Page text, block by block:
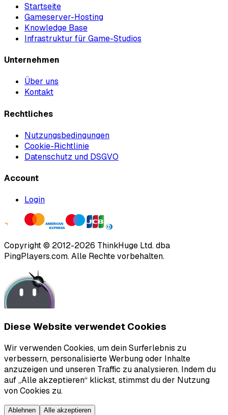
Startseite
Gameserver-Hosting
Knowledge Base
Infrastruktur für Game-Studios
Unternehmen
Über uns
Kontakt
Rechtliches
Nutzungsbedingungen
Cookie-Richtlinie
Datenschutz und DSGVO
Account
Login
Copyright © 2012-2026 ThinkHuge Ltd.dba
PingPlayers.com.Alle Rechte vorbehalten.
Diese Website verwendet Cookies
Wir verwenden Cookies, um dein Surferlebnis zu
verbessern, personalisierte Werbung oder Inhalte
anzuzeigen und unseren Traffic zu analysieren. Indem du
auf „Alle akzeptieren“ klickst, stimmst du der Nutzung
von Cookies zu.
Ablehnen Alle akzeptieren